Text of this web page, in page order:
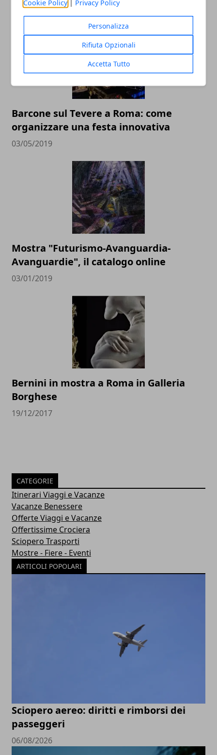
Cookie Policy Privacy Policy
Personalizza
Rifiuta Opzionali
Accetta Tutto
ARTICOLI CORRELATI
Barcone sul Tevere a Roma: come
organizzare una festa innovativa
03/05/2019
Mostra "Futurismo-Avanguardia-
Avanguardie", il catalogo online
03/01/2019
Bernini in mostra a Roma in Galleria
Borghese
19/12/2017
CATEGORIE
Itinerari Viaggi e Vacanze
Vacanze Benessere
Offerte Viaggi e Vacanze
Offertissime Crociera
Sciopero Trasporti
Mostre - Fiere - Eventi
ARTICOLI POPOLARI
Sciopero aereo: diritti e rimborsi dei
passeggeri
06/08/2026